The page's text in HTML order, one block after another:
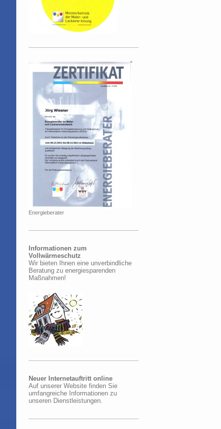
Energieberater
Informationen zum
Vollwärmeschutz
Wir bieten Ihnen eine unverbindliche
Beratung zu energiesparenden
Maßnahmen!
Neuer Internetauftritt online
Auf unserer Website finden Sie
umfangreiche Informationen zu
unseren Dienstleistungen.